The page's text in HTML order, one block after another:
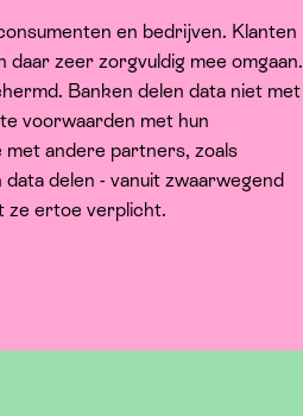
en bedrijven. Klanten
zeer zorgvuldig mee omgaan.
Banken delen data niet met
voorwaarden met hun
andere partners, zoals
delen - vanuit zwaarwegend
ze ertoe verplicht.